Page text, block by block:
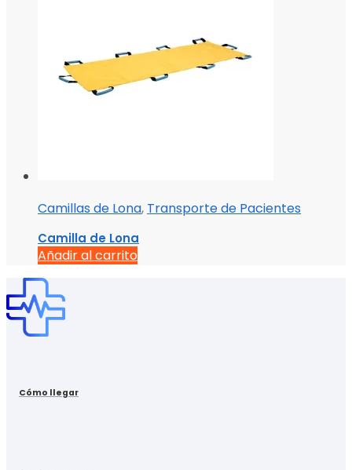
Camillas de Lona, Transporte de Pacientes
Camilla de Lona
Añadir al carrito
Cómo llegar